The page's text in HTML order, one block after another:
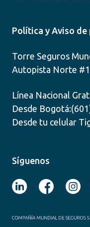
Política y Aviso de
Torre Seguros
Autopista Norte
Línea Nacional
Desde Bogotá:
Desde tu celular
Síguenos